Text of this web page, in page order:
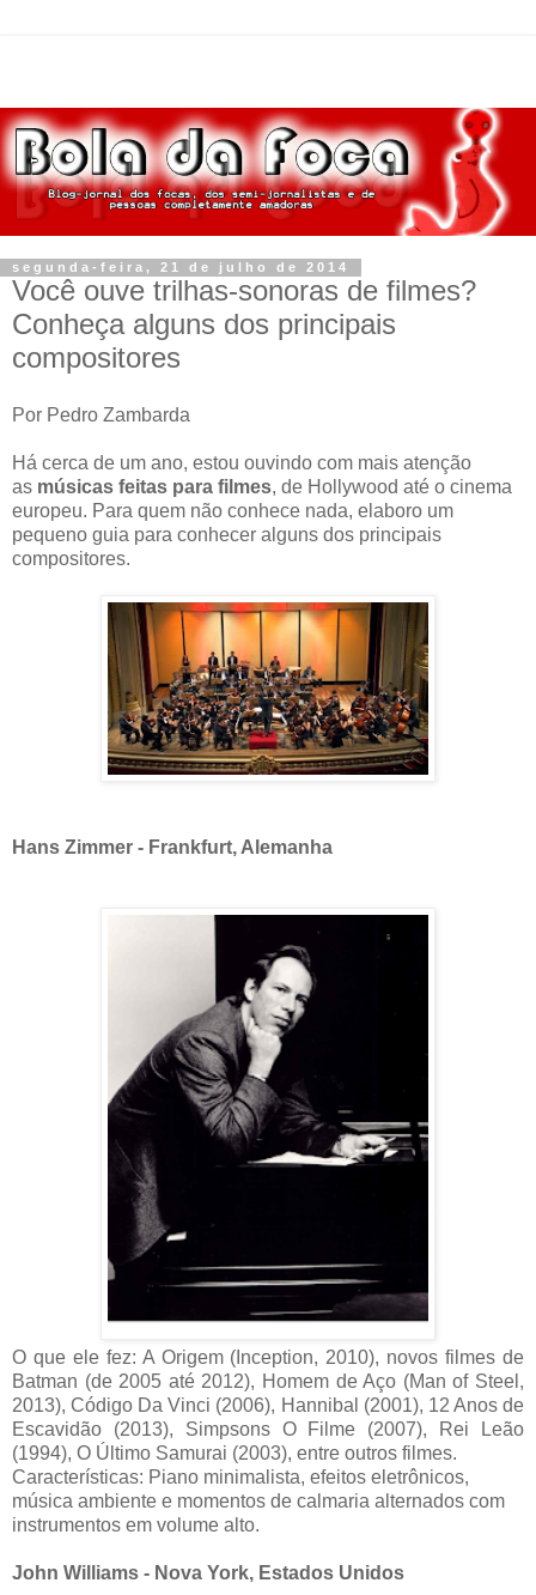
segunda-feira, 21 de julho de 2014
Você ouve trilhas-sonoras de filmes?
Conheça alguns dos principais
compositores
Por Pedro Zambarda
Há cerca de um ano, estou ouvindo com mais atenção
as músicas feitas para filmes, de Hollywood até o cinema
europeu. Para quem não conhece nada, elaboro um
pequeno guia para conhecer alguns dos principais
compositores.
Hans Zimmer - Frankfurt, Alemanha
O que ele fez: A Origem (Inception, 2010), novos filmes de
Batman (de 2005 até 2012), Homem de Aço (Man of Steel,
2013), Código Da Vinci (2006), Hannibal (2001), 12 Anos de
Escavidão (2013), Simpsons O Filme (2007), Rei Leão
(1994), O Último Samurai (2003), entre outros filmes.
Características: Piano minimalista, efeitos eletrônicos,
música ambiente e momentos de calmaria alternados com
instrumentos em volume alto.
John Williams - Nova York, Estados Unidos